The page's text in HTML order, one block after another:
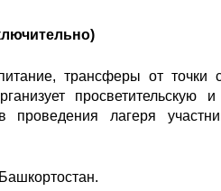
трансферы от точки
просветительскую и
лагеря